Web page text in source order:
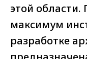
этой
максимум
разработке